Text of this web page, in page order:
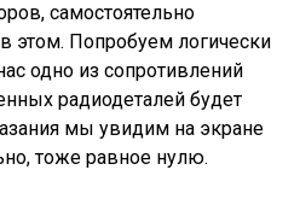
самостоятельно
этом. Попробуем логически
одно из сопротивлений
радиодеталей будет
мы увидим на экране
тоже равное нулю.